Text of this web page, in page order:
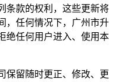
条款的权利，这些更新将
，任何情况下，广州市升
绝任何用户进入、使用本
保留随时更正、修改、更